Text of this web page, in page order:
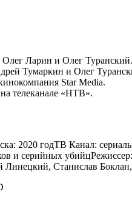
Олег Ларин и Олег Туранский.
Тумаркин и Олег
Star Media.
телеканале «НТВ».
2020 годТВ Канал:
и серийных убийцРежиссер:
Станислав